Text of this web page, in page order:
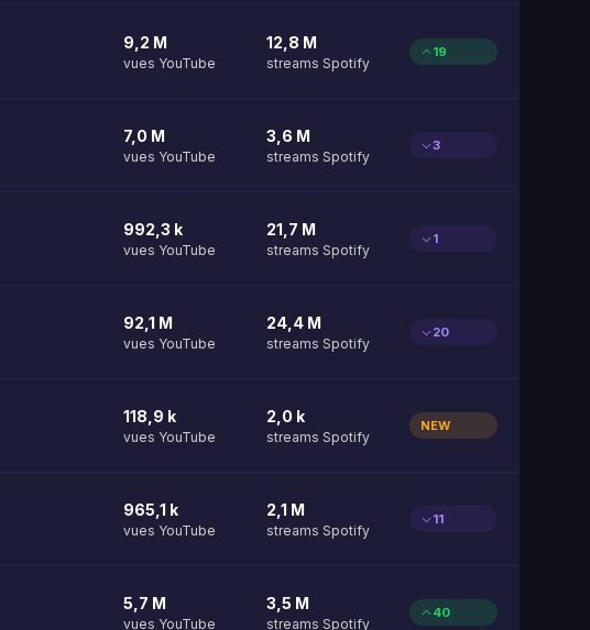
9,2 M
vues YouTube
12,8 M
streams Spotify
19
7,0 M
vues YouTube
3,6 M
streams Spotify
3
992,3 k
vues YouTube
21,7 M
streams Spotify
1
92,1 M
vues YouTube
24,4 M
streams Spotify
20
118,9 k
vues YouTube
2,0 k
streams Spotify
NEW
965,1 k
vues YouTube
2,1 M
streams Spotify
11
5,7 M
vues YouTube
3,5 M
streams Spotify
40